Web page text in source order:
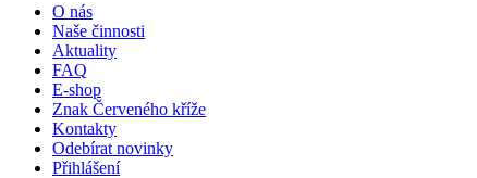
O nás
Naše činnosti
Aktuality
FAQ
E-shop
Znak Červeného kříže
Kontakty
Odebírat novinky
Přihlášení